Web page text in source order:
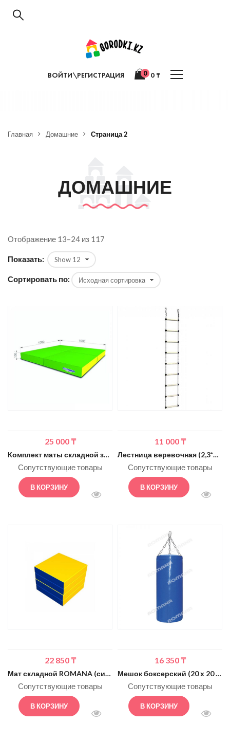
ВОЙТИ\РЕГИСТРАЦИЯ 0 0 ₸
Главная Домашние Страница 2
ДОМАШНИЕ
Отображение 13–24 из 117
Показать:
Сортировать по:
25 000₸
Комплект маты складной зеленый (1м*1м*0,1м)
Сопутствующие товары
В КОРЗИНУ
БЫСТРЫЙ ПРОСМОТР
11 000₸
Лестница веревочная (2,3*0,28м) ВО 91.05-10
Сопутствующие товары
В КОРЗИНУ
22 850₸
Мат складной ROMANA (синий) 1000х1000х100 мм
Сопутствующие товары
В КОРЗИНУ
БЫСТРЫЙ ПРОСМОТР
16 350₸
Мешок боксерский (20 х 20 х 40см) синий
Сопутствующие товары
В КОРЗИНУ